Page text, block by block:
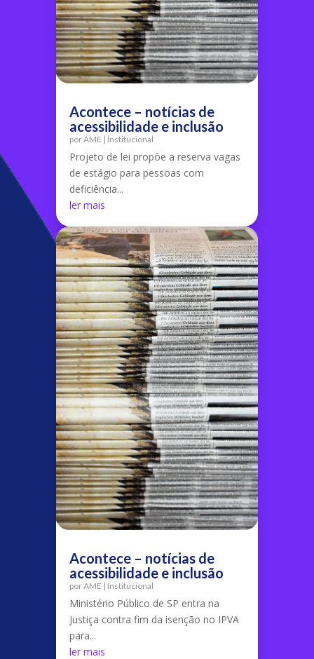
Acontece – notícias de
acessibilidade e inclusão
porAME | Institucional
Projeto de lei propõe a reserva vagas
de estágio para pessoas com
deficiência...
ler mais
Acontece – notícias de
acessibilidade e inclusão
porAME | Institucional
Ministério Público de SP entra na
Justiça contra fim da isenção no IPVA
para...
ler mais